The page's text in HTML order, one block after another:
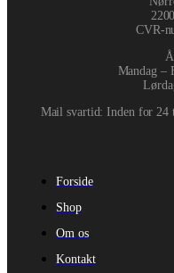
CVR-
Mandag –
Mail svartid: Inden for 24
Forside
Shop
Om os
Kontakt